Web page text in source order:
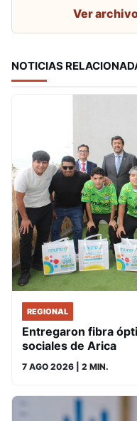
Ver
NOTICIAS
REGIONAL
Entregaron fibra
sociales de Arica
7 AGO 2026 | 2 MIN.